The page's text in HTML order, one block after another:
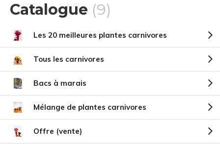
Catalogue (9)
Les 20 meilleures plantes carnivores
Tous les carnivores
Bacs à marais
Mélange de plantes carnivores
Offre (vente)